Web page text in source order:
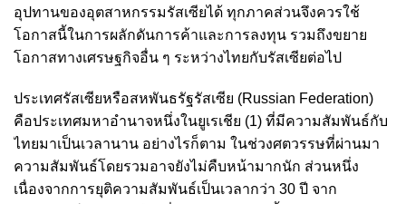
อุปทานของอุตสาหกรรมรัสเซียได้ ทุกภาคส่วนจึงควรใช้
โอกาสนี้ในการผลักดันการค้าและการลงทุน รวมถึงขยาย
โอกาสทางเศรษฐกิจอื่น ๆ ระหว่างไทยกับรัสเซียต่อไป
ประเทศรัสเซียหรือสหพันธรัฐรัสเซีย (Russian Federation)
คือประเทศมหาอำนาจหนึ่งในยูเรเชีย (1) ที่มีความสัมพันธ์กับ
ไทยมาเป็นเวลานาน อย่างไรก็ตาม ในช่วงศตวรรษที่ผ่านมา
ความสัมพันธ์โดยรวมอาจยังไม่คืบหน้ามากนัก ส่วนหนึ่ง
เนื่องจากการยุติความสัมพันธ์เป็นเวลากว่า 30 ปี จาก